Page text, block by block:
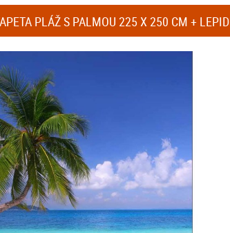
PLÁŽ S PALMOU 225 X 250 CM +